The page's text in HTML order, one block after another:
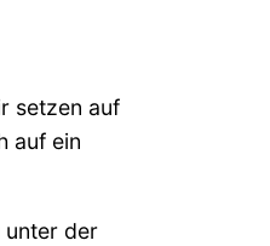
setzen auf
auf ein
unter der